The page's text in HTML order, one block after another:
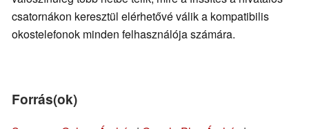
csatornákon keresztül elérhetővé válik a kompatibilis
okostelefonok minden felhasználója számára.
Forrás(ok)